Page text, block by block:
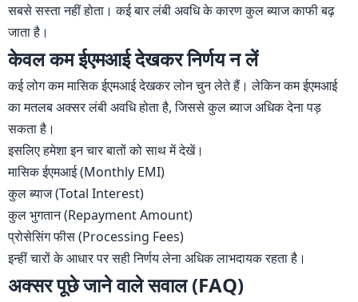
सबसे सस्ता नहीं होता। कई बार लंबी अवधि के कारण कुल ब्याज काफी बढ़
जाता है।
केवल कम ईएमआई देखकर निर्णय न लें
कई लोग कम मासिक ईएमआई देखकर लोन चुन लेते हैं। लेकिन कम ईएमआई
का मतलब अक्सर लंबी अवधि होता है, जिससे कुल ब्याज अधिक देना पड़
सकता है।
इसलिए हमेशा इन चार बातों को साथ में देखें।
मासिक ईएमआई (Monthly EMI)
कुल ब्याज (Total Interest)
कुल भुगतान (Repayment Amount)
प्रोसेसिंग फीस (Processing Fees)
इन्हीं चारों के आधार पर सही निर्णय लेना अधिक लाभदायक रहता है।
अक्सर पूछे जाने वाले सवाल (FAQ)